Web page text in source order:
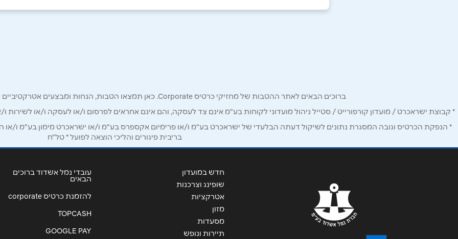
נושא*
אנא חזרו אלי בקשר ל...
הודעה*
ראשון לציון
ברוכים הבאים לאתר ההטבות של מחזיקי כרטיס Corporate. כאן תמצאו הטבות, הנחות ומבצעים אטרקטיביים אך ורק לכם מחזיקי כרטיס קורפורייט!
* קבוצת ישראכרט / מועדון קורפורייט / סטייל ניהול מועדוני לקוחות בע"מ אינם צד לעסקה, והם אינם אחראים לפרסום ו/או לעסקה ו/או לשירות
* הנפקת הכרטיס וגובה המסגרת נתונים לשיקול דעתה הבלעדי של ישראכרט בע"מ ו/או פרימיום אקספרס בע"מ ו/או ישראכרט מימון בע"מ ו/או
בריבית פיגורים והליכי הוצאה לפועל * טל"ח
חדש במועדון
שופינג וצרכנות
אטרקציות
מזון
מסעדות
תיירות ונופש
עובדי נמל אשדוד ברוכים
הבאים
להזמנת כרטיס corporate
TOPCASH
GOOGLE PAY